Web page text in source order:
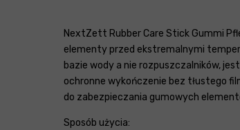
NextZett Rubber Care Stick Gummi
elementy przed ekstremalnymi
bazie wody a nie rozpuszczalników,
ochronne wykończenie bez tłustego
do zabezpieczania gumowych
Sposób użycia: